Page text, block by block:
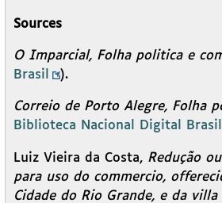
Sources
O Imparcial, Folha politica e
Brasil
).
Correio de Porto Alegre, Folha
Biblioteca Nacional Digital Brasil
Luiz Vieira da Costa, Redução
para uso do commercio,
Cidade do Rio Grande, e da